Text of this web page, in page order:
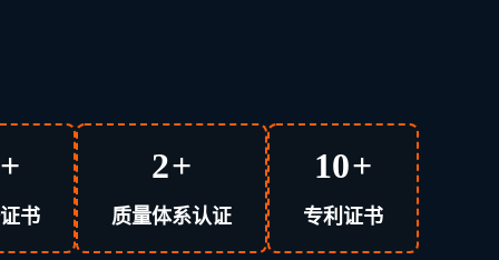
+
书
2+
质量体系认证
10+
专利证书